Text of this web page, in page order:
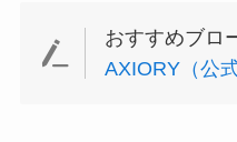
おすすめブロ
AXIORY（公式